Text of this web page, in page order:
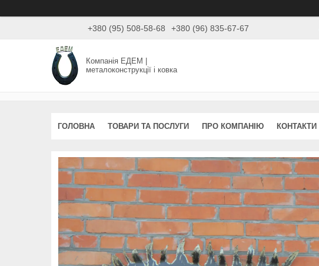
+380 (95) 508-58-68 +380 (96) 835-67-67
Компанія ЕДЕМ |
металоконструкції і ковка
ГОЛОВНА ТОВАРИ ТА ПОСЛУГИ ПРО КОМПАНІЮ КОНТАКТИ